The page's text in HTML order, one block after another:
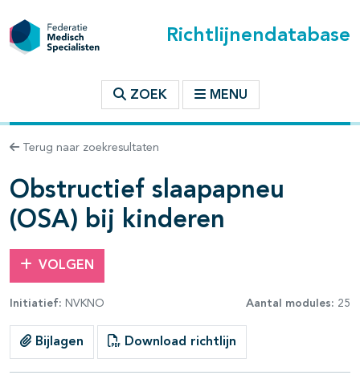
Richtlijnendatabase
ZOEK MENU
Terug naar zoekresultaten
Obstructief slaapapneu
(OSA) bij kinderen
VOLGEN
Initiatief: NVKNO Aantal modules: 25
Bijlagen Download richtlijn
binnen deze richtlijn
open- en dichtklappen